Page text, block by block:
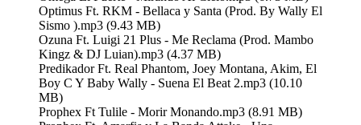
Optimus Ft. RKM - Bellaca y Santa (Prod. By Wally El
Sismo ).mp3 (9.43 MB)
Ozuna Ft. Luigi 21 Plus - Me Reclama (Prod. Mambo
Kingz & DJ Luian).mp3 (4.37 MB)
Predikador Ft. Real Phantom, Joey Montana, Akim, El
Boy C Y Baby Wally - Suena El Beat 2.mp3 (10.10
MB)
Prophex Ft Tulile - Morir Monando.mp3 (8.91 MB)